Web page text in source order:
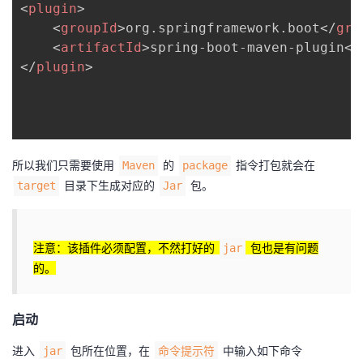
<plugin>
<groupId>org.springframework.boot</
<artifactId>spring-boot-maven-plugin</
</plugin>
所以我们只需要使用 Maven 的 package 指令打包就会在
target 目录下生成对应的 Jar 包。
注意：该插件必须配置，不然打好的 jar
包也是有问题
的。
启动
进入 jar 包所在位置，在 命令提示符 中输入如下命令